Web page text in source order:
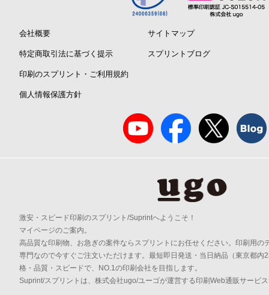
会社概要
特定商取引法に基づく提示
印刷のスプリント・ご利用規約
個人情報保護方針
サイトマップ
スプリントブログ
激安・スピード印刷のスプリント/Suprintへようこそ！
マイページのご案内。
高品質な印刷物、お急ぎの案件ならスプリントにお任せください。印刷用の
専門なので今すぐご注文いただけます。最短即日発送・当日納品（東京都内
格・品質・スピードで、NO.1の印刷会社を目指します。
Suprint/スプリントは、株式会社ugo/ユーゴが運営する印刷Web通販サービ